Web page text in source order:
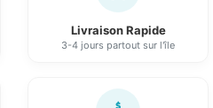
Livraison Rapide
3-4 jours partout sur l'île